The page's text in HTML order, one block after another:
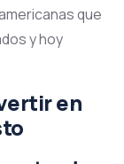
que
y hoy
en